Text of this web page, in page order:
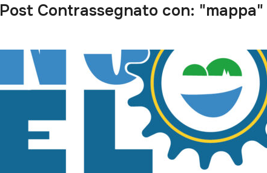
Post Contrassegnato con: "mappa"